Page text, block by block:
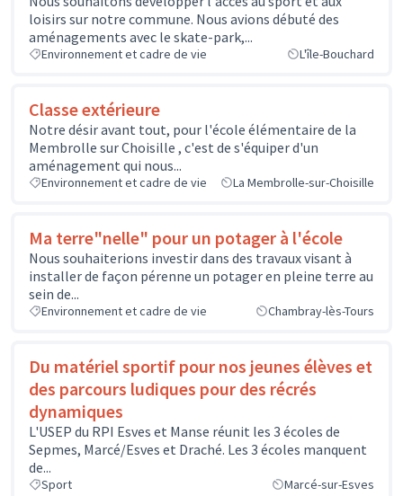
loisirs sur notre commune. Nous avions débuté des
aménagements avec le skate-park,...
Environnement et cadre de vie L'île-Bouchard
Classe extérieure
Notre désir avant tout, pour l'école élémentaire de la
Membrolle sur Choisille , c'est de s'équiper d'un
aménagement qui nous...
Environnement et cadre de vie La Membrolle-sur-Choisille
Ma terre"nelle" pour un potager à l'école
Nous souhaiterions investir dans des travaux visant à
installer de façon pérenne un potager en pleine terre au
sein de...
Environnement et cadre de vie Chambray-lès-Tours
Du matériel sportif pour nos jeunes élèves et
des parcours ludiques pour des récrés
dynamiques
L'USEP du RPI Esves et Manse réunit les 3 écoles de
Sepmes, Marcé/Esves et Draché. Les 3 écoles manquent
de...
Sport Marcé-sur-Esves